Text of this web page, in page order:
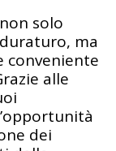
solo
ma
conveniente
alle
dei